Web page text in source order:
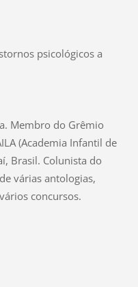
psicológicos a
Membro do Grêmio
(Academia Infantil de
Brasil. Colunista do
várias antologias,
concursos.